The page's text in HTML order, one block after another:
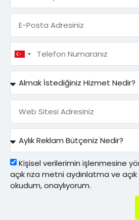
Kişisel verilerimin işlenmesine
açık rıza metniaydınlatma ve
okudum, onaylıyorum.